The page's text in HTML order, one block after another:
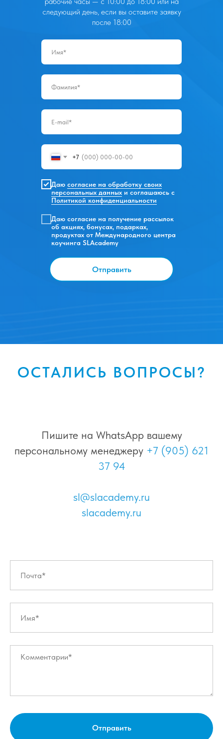
следующий день, если вы оставите заявку
после 18:00
+7
Даю согласие на обработку своих
персональных данных и соглашаюсь с
Политикой конфиденциальности
Даю согласие на получение рассылок
об акциях, бонусах, подарках,
продуктах от Международного центра
коучинга SLAcademy
Отправить
ОСТАЛИСЬ ВОПРОСЫ?
Пишите на WhatsApp вашему
персональному менеджеру +7 (905) 621
37 94
sl@slacademy.ru
slacademy.ru
Отправить